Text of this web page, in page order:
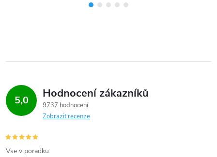
5,0 Hodnocení zákazníků
9737 hodnocení
Zobrazit recenze
Vse v poradku